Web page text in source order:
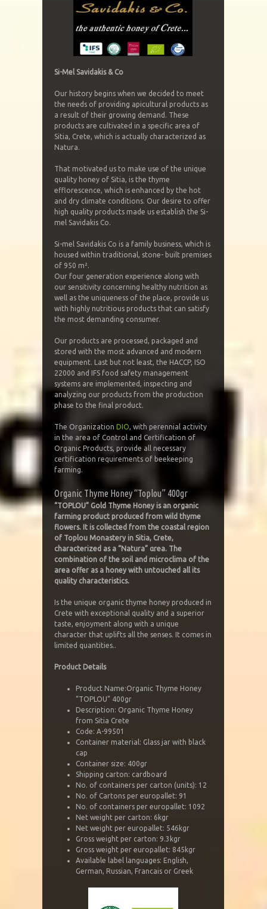
Si-Mel Savidakis & Co
Our history begins when we decided to meet
the needs of providing apicultural products as
a result of their growing demand. These
products are cultivated in a specific area of
Sitia, Crete, which is actually characterized as
Natura.
That motivated us to make use of the unique
quality honey of Sitia, is the thyme
efflorescence, which is enhanced by the hot
and dry climate conditions. Our desire to offer
high quality products made us establish the Si-
mel Savidakis Co.
Si-mel Savidakis Co is a family business, which is
housed within traditional, stone- built premises
of 950 m².
Our four generation experience along with
our sensitivity concerning healthy nutrition as
well as the uniqueness of the place, provide us
with highly nutritious products that can satisfy
the most demanding consumer.
Our products are processed, packaged and
stored with the most advanced and modern
equipment. Last but not least, the HACCP, ISO
22000 and IFS food safety management
systems are implemented, inspecting and
analyzing our products from the production
phase to the final product.
The Organization DIO, with perennial activity
in the area of Control and Certification of
Organic Products, provide all necessary
certification requirements of beekeeping
farming.
Organic Thyme Honey “Toplou” 400gr
“TOPLOU” Gold Thyme Honey is an organic
farming product produced from wild thyme
flowers. It is collected from the coastal region
of Toplou Monastery in Sitia, Crete,
characterized as a “Natura” αrea. The
combination of the soil and microclima of the
area offer as a honey with untouched all its
quality characteristics.
Is the unique organic thyme honey produced in
Crete with exceptional quality and a superior
taste, enjoyment along with a unique
character that uplifts all the senses. It comes in
limited quantities..
Product Details
Product Name:Organic Thyme Honey
“TOPLOU” 400gr
Description: Organic Thyme Honey
from Sitia Crete
Code: A-99501
Container material: Glass jar with black
cap
Container size: 400gr
Shipping carton: cardboard
No. of containers per carton (units): 12
No. of Cartons per europallet: 91
No. of containers per europallet: 1092
Net weight per carton: 6kgr
Net weight per europallet: 546kgr
Gross weight per carton: 9.3kgr
Gross weight per europallet: 845kgr
Available label languages: English,
German, Russian, Francais or Greek